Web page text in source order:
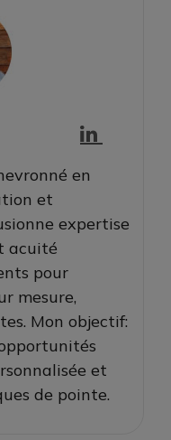
en
et
expertise
acuité
pour
mesure,
Mon objectif:
et
de pointe.